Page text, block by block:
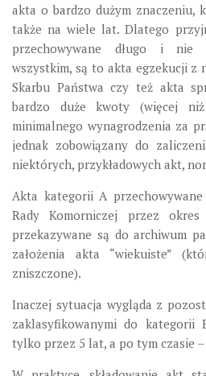
akta o bardzo dużym znaczeniu,
także na wiele lat. Dlatego
przechowywane długo i nie
wszystkim, są to akta egzekucji z
Skarbu Państwa czy też akta
bardzo duże kwoty (więcej
minimalnego wynagrodzenia za
jednak zobowiązany do
niektórych, przykładowych akt,
Akta kategorii A
Rady Komorniczej przez
przekazywane są do archiwum
założenia akta “wiekuiste”
zniszczone).
Inaczej sytuacja wygląda z
zaklasyfikowanymi do kategorii
tylko przez 5 lat, a po tym czasie